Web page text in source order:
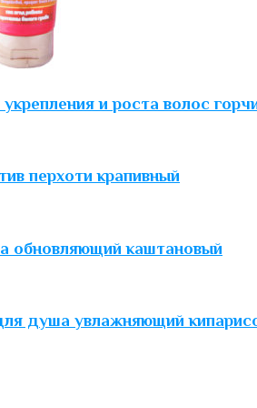
и роста волос
перхоти крапивный
обновляющий каштановый
душа увлажняющий